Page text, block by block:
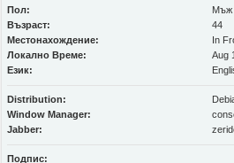
Пол:
Мъж
Възраст:
44
Местонахождение:
In
Локално Време:
Aug
Език:
Distribution:
Window Manager:
Jabber:
Подпис: